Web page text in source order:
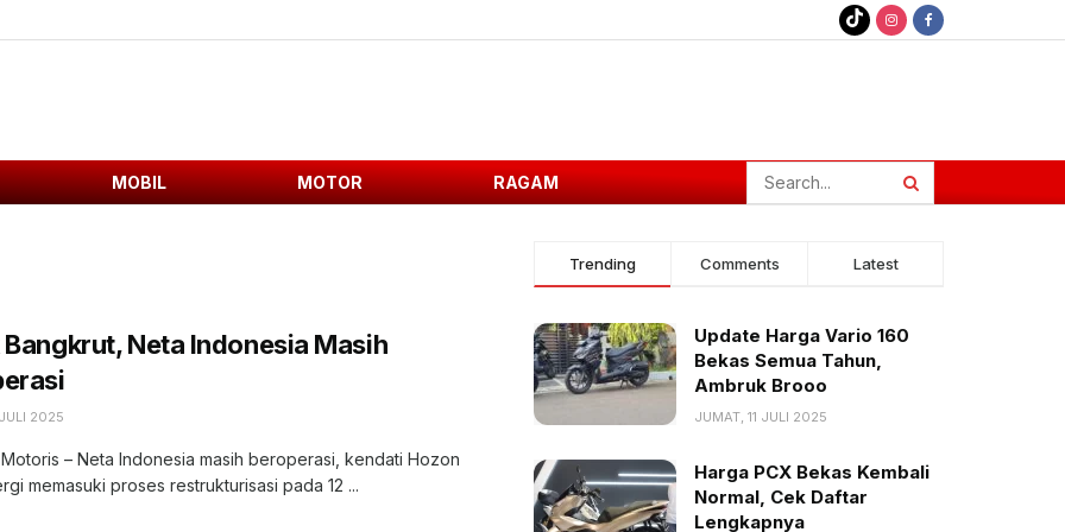
MOBIL MOTOR RAGAM
Neta Indonesia Masih
2025
– Neta Indonesia masih beroperasi, kendati Hozon
memasuki proses restrukturisasi pada 12 ...
Trending Comments Latest
Update Harga Vario 160
Bekas Semua Tahun,
Ambruk Brooo
JUMAT, 11 JULI 2025
Harga PCX Bekas Kembali
Normal, Cek Daftar
Lengkapnya